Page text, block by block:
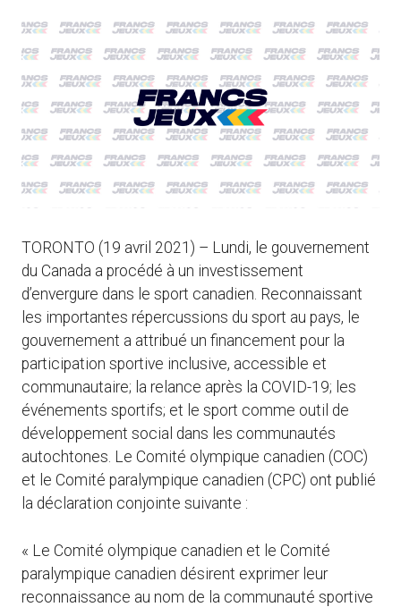
TORONTO (19 avril 2021) – Lundi, le gouvernement
du Canada a procédé à un investissement
d’envergure dans le sport canadien. Reconnaissant
les importantes répercussions du sport au pays, le
gouvernement a attribué un financement pour la
participation sportive inclusive, accessible et
communautaire; la relance après la COVID-19; les
événements sportifs; et le sport comme outil de
développement social dans les communautés
autochtones. Le Comité olympique canadien (COC)
et le Comité paralympique canadien (CPC) ont publié
la déclaration conjointe suivante :
« Le Comité olympique canadien et le Comité
paralympique canadien désirent exprimer leur
reconnaissance au nom de la communauté sportive